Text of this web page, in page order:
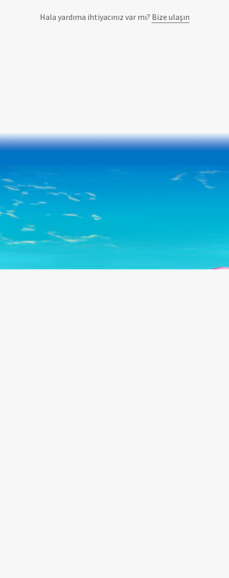
Hala yardıma ihtiyacınız var mı? Bize ulaşın